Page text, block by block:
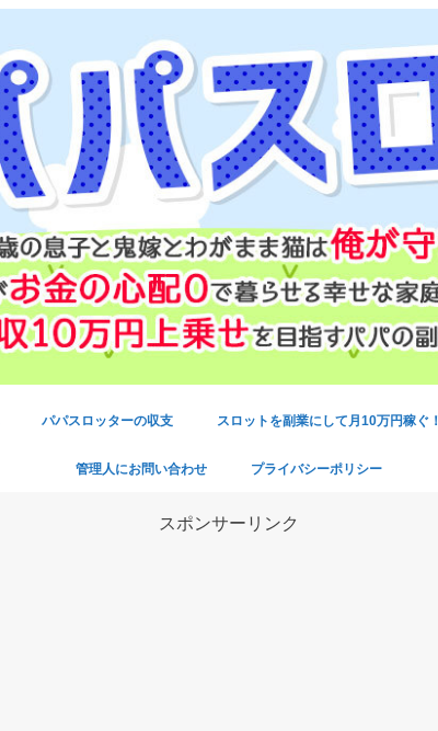
パパスロッターの収支 スロットを副業にして月10万円稼ぐ！
管理人にお問い合わせ プライバシーポリシー
スポンサーリンク